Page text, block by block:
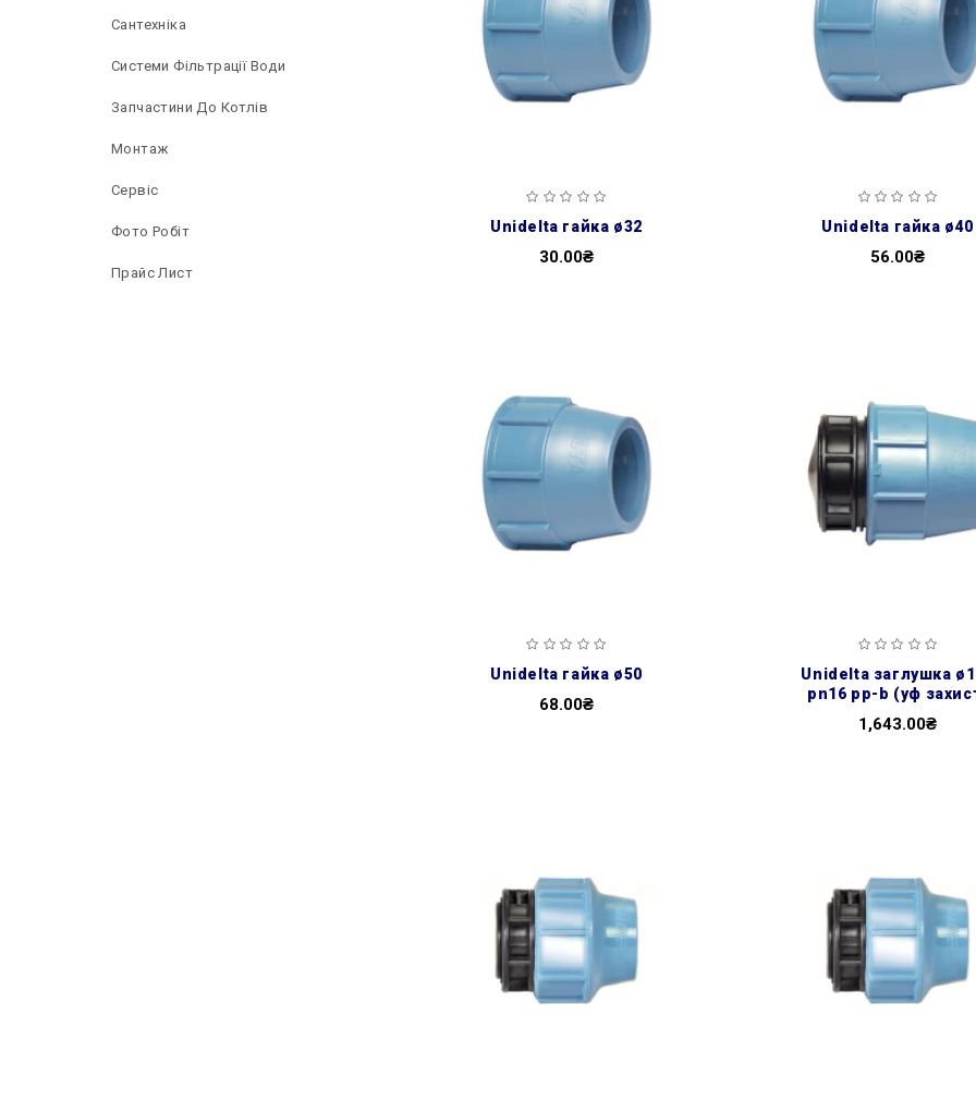
Сантехніка
Системи Фільтрації Води
Запчастини До Котлів
Монтаж
Сервіс
Фото Робіт
Прайс Лист
unidelta гайка ø32
30.00₴
unidelta гайка ø40
56.00₴
unidelta гайка ø50
68.00₴
unidelta заглушка ø110
pn16 pp-b (уф
1,643.00₴